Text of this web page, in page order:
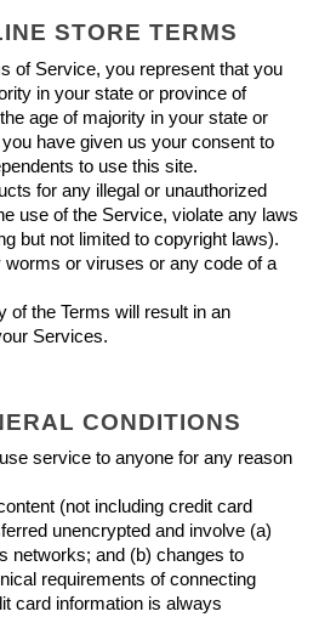
STORE TERMS
of Service, you represent that you
in your state or province of
age of majority in your state or
have given us your consent to
to use this site.
for any illegal or unauthorized
use of the Service, violate any laws
but not limited to copyright laws).
or viruses or any code of a
of the Terms will result in an
Services.
CONDITIONS
service to anyone for any reason
(not including credit card
unencrypted and involve (a)
networks; and (b) changes to
requirements of connecting
card information is always